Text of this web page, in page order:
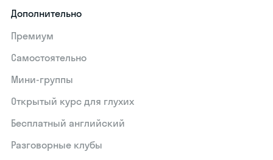
Дополнительно
Премиум
Самостоятельно
Мини-группы
Открытый курс для глухих
Бесплатный английский
Разговорные клубы